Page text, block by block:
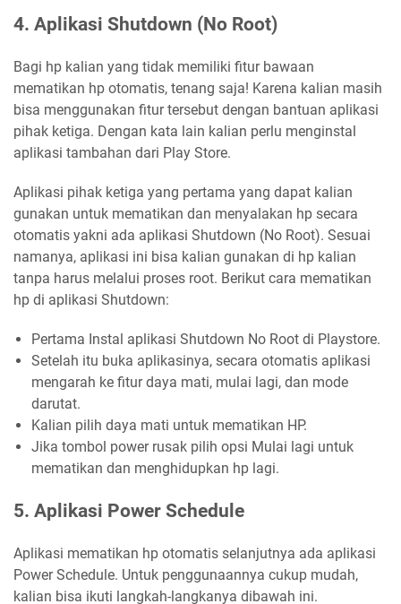
4. Aplikasi Shutdown (No Root)
Bagi hp kalian yang tidak memiliki fitur bawaan
mematikan hp otomatis, tenang saja! Karena kalian masih
bisa menggunakan fitur tersebut dengan bantuan aplikasi
pihak ketiga. Dengan kata lain kalian perlu menginstal
aplikasi tambahan dari Play Store.
Aplikasi pihak ketiga yang pertama yang dapat kalian
gunakan untuk mematikan dan menyalakan hp secara
otomatis yakni ada aplikasi Shutdown (No Root). Sesuai
namanya, aplikasi ini bisa kalian gunakan di hp kalian
tanpa harus melalui proses root. Berikut cara mematikan
hp di aplikasi Shutdown:
Pertama Instal aplikasi Shutdown No Root di Playstore.
Setelah itu buka aplikasinya, secara otomatis aplikasi
mengarah ke fitur daya mati, mulai lagi, dan mode
darutat.
Kalian pilih daya mati untuk mematikan HP.
Jika tombol power rusak pilih opsi Mulai lagi untuk
mematikan dan menghidupkan hp lagi.
5. Aplikasi Power Schedule
Aplikasi mematikan hp otomatis selanjutnya ada aplikasi
Power Schedule. Untuk penggunaannya cukup mudah,
kalian bisa ikuti langkah-langkanya dibawah ini.